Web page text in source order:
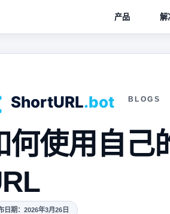
产品 解
BLOGS
何使用自己
日期：2026年3月26日